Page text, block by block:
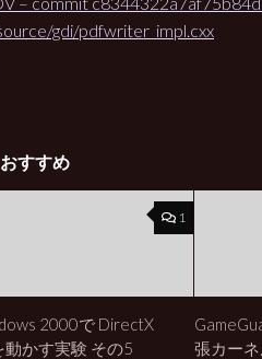
gdi/pdfwriter_impl.cxx
おすすめ
1
2000で DirectX
動かす実験 その5
張カー